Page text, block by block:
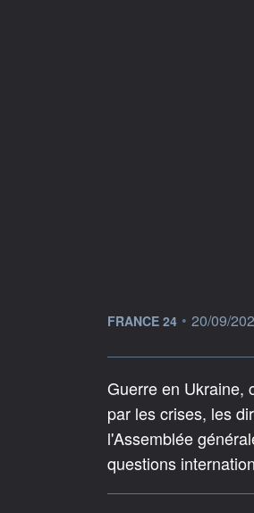
information fournie par
FRANCE 24 • 20/09/
Guerre en Ukraine,
par les crises, les
l'Assemblée
questions